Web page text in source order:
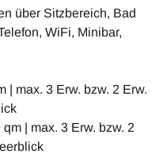
über Sitzbereich, Bad
WiFi, Minibar,
| max. 3 Erw. bzw. 2 Erw.
| max. 3 Erw. bzw. 2